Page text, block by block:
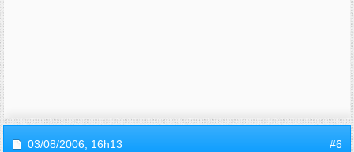
03/08/2006, 16h13 #6